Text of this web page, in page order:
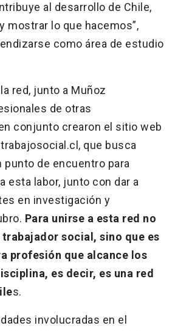
al desarrollo de Chile,
mostrar lo que hacemos”,
como área de estudio
red, junto a Muñoz
de otras
conjunto crearon el sitio web
que busca
de encuentro para
esta labor, junto con dar a
en investigación y
Para unirse a esta red no
social, sino que es
profesión que alcance los
es decir, es una red
s.
involucradas en el